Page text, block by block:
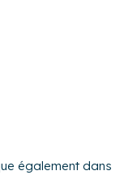
également dans